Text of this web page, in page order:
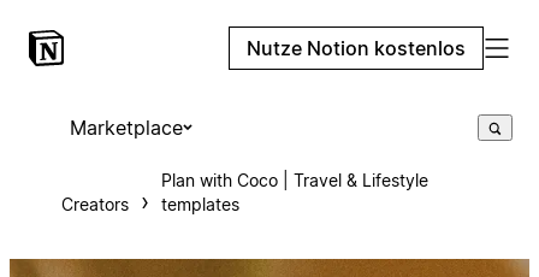
Nutze Notion kostenlos
Marketplace
Creators
Plan with Coco | Travel & Lifestyle
templates